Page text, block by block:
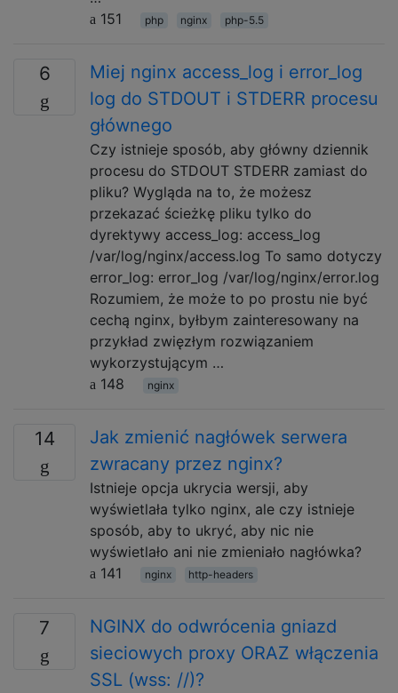
151
php nginx php-5.5
6
Miej nginx access_log i error_log
log do STDOUT i STDERR procesu
głównego
Czy istnieje sposób, aby główny dziennik
procesu do STDOUT STDERR zamiast do
pliku? Wygląda na to, że możesz
przekazać ścieżkę pliku tylko do
dyrektywy access_log: access_log
/var/log/nginx/access.log To samo dotyczy
error_log: error_log /var/log/nginx/error.log
Rozumiem, że może to po prostu nie być
cechą nginx, byłbym zainteresowany na
przykład zwięzłym rozwiązaniem
wykorzystującym …
148
nginx
14
Jak zmienić nagłówek serwera
zwracany przez nginx?
Istnieje opcja ukrycia wersji, aby
wyświetlała tylko nginx, ale czy istnieje
sposób, aby to ukryć, aby nic nie
wyświetlało ani nie zmieniało nagłówka?
141
nginx http-headers
7
NGINX do odwrócenia gniazd
sieciowych proxy ORAZ włączenia
SSL (wss: //)?